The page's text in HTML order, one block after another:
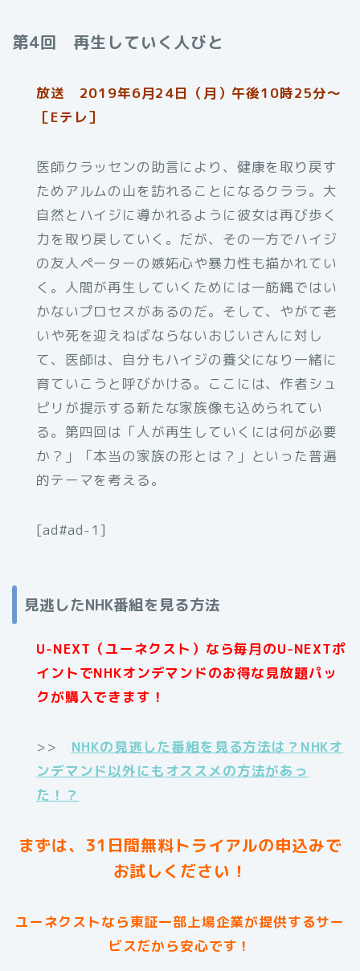
第4回 再生していく人びと
放送 2019年6月24日（月）午後10時25分～
［Eテレ］
医師クラッセンの助言により、健康を取り戻す
ためアルムの山を訪れることになるクララ。大
自然とハイジに導かれるように彼女は再び歩く
力を取り戻していく。だが、その一方でハイジ
の友人ペーターの嫉妬心や暴力性も描かれてい
く。人間が再生していくためには一筋縄ではい
かないプロセスがあるのだ。そして、やがて老
いや死を迎えねばならないおじいさんに対し
て、医師は、自分もハイジの養父になり一緒に
育ていこうと呼びかける。ここには、作者シュ
ピリが提示する新たな家族像も込められてい
る。第四回は「人が再生していくには何が必要
か？」「本当の家族の形とは？」といった普遍
的テーマを考える。
[ad#ad-1]
見逃したNHK番組を見る方法
U-NEXT（ユーネクスト）なら毎月のU-NEXTポ
イントでNHKオンデマンドのお得な見放題パッ
クが購入できます！
>> NHKの見逃した番組を見る方法は？NHKオ
ンデマンド以外にもオススメの方法があっ
た！？
まずは、31日間無料トライアルの申込みで
お試しください！
ユーネクストなら東証一部上場企業が提供するサー
ビスだから安心です！